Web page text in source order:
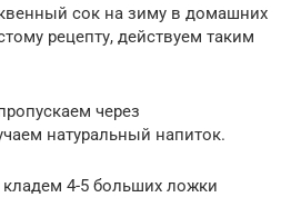
сок на зиму в домашних
рецепту, действуем таким
через
натуральный напиток.
4-5 больших ложки